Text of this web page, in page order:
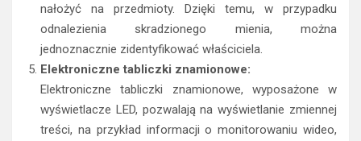
nałożyć na przedmioty. Dzięki temu, w przypadku
odnalezienia skradzionego mienia, można
jednoznacznie zidentyfikować właściciela.
Elektroniczne tabliczki znamionowe:
Elektroniczne tabliczki znamionowe, wyposażone w
wyświetlacze LED, pozwalają na wyświetlanie zmiennej
treści, na przykład informacji o monitorowaniu wideo,